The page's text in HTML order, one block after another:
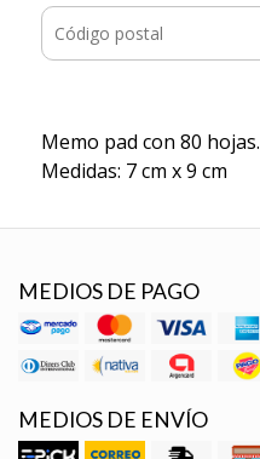
Memo pad con 80 hojas.
Medidas: 7 cm x 9 cm
MEDIOS DE PAGO
MEDIOS DE ENVÍO